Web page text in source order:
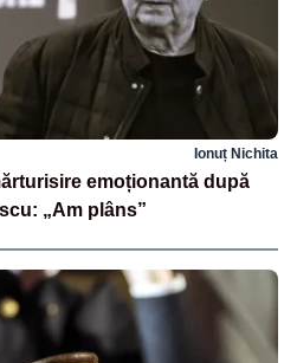
Ionuț Nichita
emoționantă după
„Am plâns”